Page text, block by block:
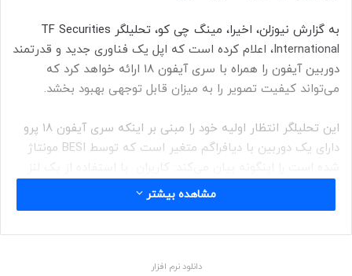
به گزارش نیوزلن، اخیرا، مینگ چی کو، تحلیلگر TF Securities
International، اعلام کرده است که اپل یک فناوری جدید و قدرتمند
دوربین آیفون را همراه با سری آیفون ۱۸ ارائه خواهد کرد که
می‌تواند کیفیت تصویر را به میزان قابل توجهی بهبود بخشد.
این تحلیلگر انتظار اولیه خود را مبنی بر اینکه سری آیفون ۱۸ پرو
دارای یک دوربین با دیافراگم متغیر است که توسط BESI مونتاژ
دیافراگم متغیر، می‌توانند میزان نور گرفته شده را تنظیم کنند.
بنابراین، سری آیفون ۱۸ پرو اولین مدل اپل است که دیافراگم
مشاهده بیشتر
دانلود نرم افزار